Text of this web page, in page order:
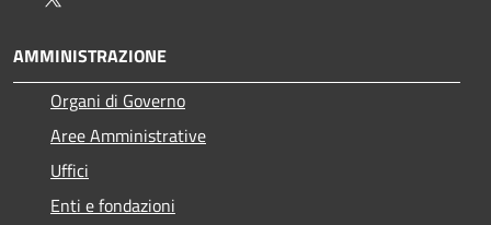
AMMINISTRAZIONE
Organi di Governo
Aree Amministrative
Uffici
Enti e fondazioni